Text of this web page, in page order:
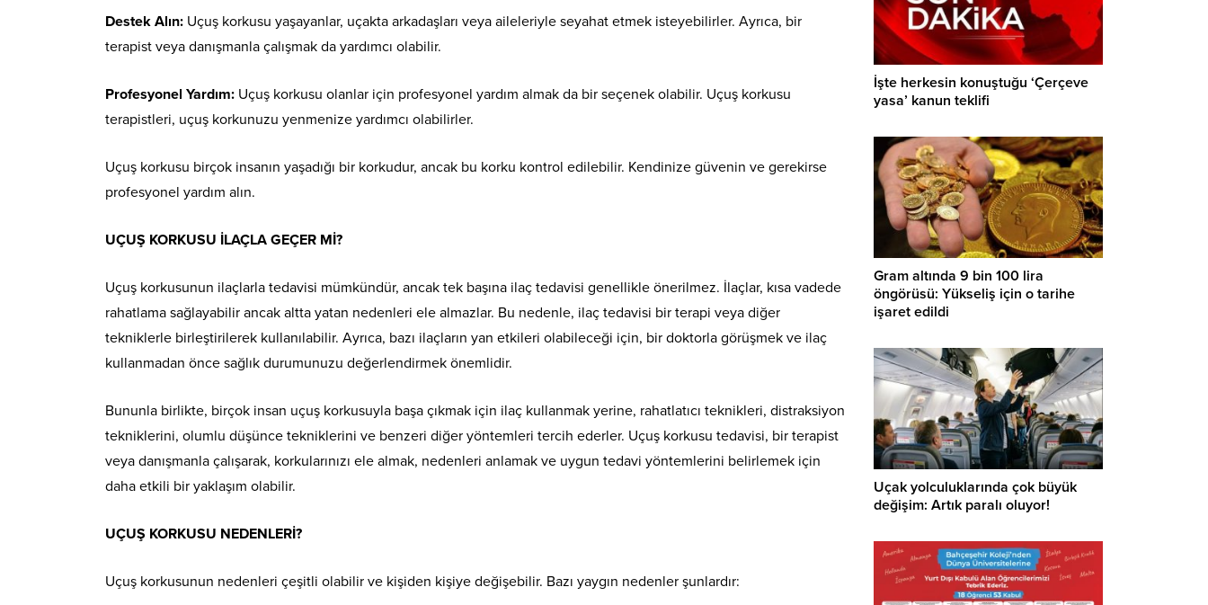
Destek Alın: Uçuş korkusu yaşayanlar, uçakta arkadaşları veya aileleriyle seyahat etmek isteyebilirler. Ayrıca, bir
terapist veya danışmanla çalışmak da yardımcı olabilir.
Profesyonel Yardım: Uçuş korkusu olanlar için profesyonel yardım almak da bir seçenek olabilir. Uçuş korkusu
terapistleri, uçuş korkunuzu yenmenize yardımcı olabilirler.
Uçuş korkusu birçok insanın yaşadığı bir korkudur, ancak bu korku kontrol edilebilir. Kendinize güvenin ve gerekirse
profesyonel yardım alın.
UÇUŞ KORKUSU İLAÇLA GEÇER Mİ?
Uçuş korkusunun ilaçlarla tedavisi mümkündür, ancak tek başına ilaç tedavisi genellikle önerilmez. İlaçlar, kısa vadede
rahatlama sağlayabilir ancak altta yatan nedenleri ele almazlar. Bu nedenle, ilaç tedavisi bir terapi veya diğer
tekniklerle birleştirilerek kullanılabilir. Ayrıca, bazı ilaçların yan etkileri olabileceği için, bir doktorla görüşmek ve ilaç
kullanmadan önce sağlık durumunuzu değerlendirmek önemlidir.
Bununla birlikte, birçok insan uçuş korkusuyla başa çıkmak için ilaç kullanmak yerine, rahatlatıcı teknikleri, distraksiyon
tekniklerini, olumlu düşünce tekniklerini ve benzeri diğer yöntemleri tercih ederler. Uçuş korkusu tedavisi, bir terapist
veya danışmanla çalışarak, korkularınızı ele almak, nedenleri anlamak ve uygun tedavi yöntemlerini belirlemek için
daha etkili bir yaklaşım olabilir.
UÇUŞ KORKUSU NEDENLERİ?
Uçuş korkusunun nedenleri çeşitli olabilir ve kişiden kişiye değişebilir. Bazı yaygın nedenler şunlardır:
İşte herkesin konuştuğu ‘Çerçeve
yasa’ kanun teklifi
Gram altında 9 bin 100 lira
öngörüsü: Yükseliş için o tarihe
işaret edildi
Uçak yolculuklarında çok büyük
değişim: Artık paralı oluyor!